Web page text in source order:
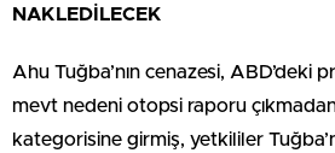
NAKLEDİLECEK
Ahu Tuğba’nın cenazesi, ABD’deki
mevt nedeni otopsi raporu çıkmadan
kategorisine girmiş, yetkililer